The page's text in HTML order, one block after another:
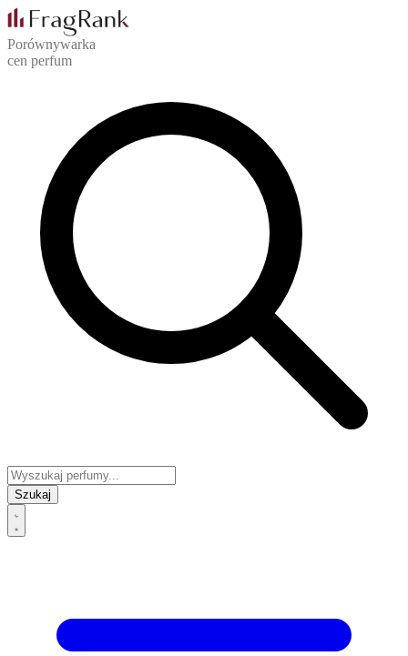
Porównywarka
cen perfum
Szukaj